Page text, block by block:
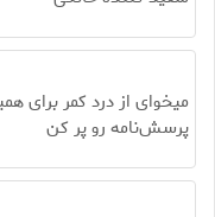
میخوای از درد کمر
پرسش‌نامه رو پر کن